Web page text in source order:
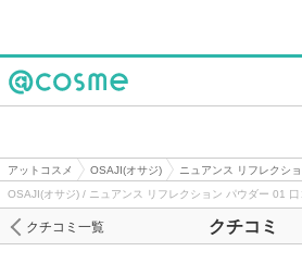
アットコスメ OSAJI(オサジ) ニュアンス リフレクシ
OSAJI(オサジ) / ニュアンス リフレクション パウダー 01 口
クチコミ
クチコミ一覧